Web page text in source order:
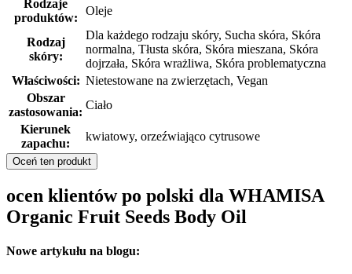
Rodzaje
produktów:
Oleje
Rodzaj
skóry:
Dla każdego rodzaju skóry, Sucha skóra, Skóra
normalna, Tłusta skóra, Skóra mieszana, Skóra
dojrzała, Skóra wrażliwa, Skóra problematyczna
Właściwości: Nietestowane na zwierzętach, Vegan
Obszar
zastosowania:
Ciało
Kierunek
zapachu:
kwiatowy, orzeźwiająco cytrusowe
Oceń ten produkt
ocen klientów po polski dla WHAMISA
Organic Fruit Seeds Body Oil
Nowe artykułu na blogu: